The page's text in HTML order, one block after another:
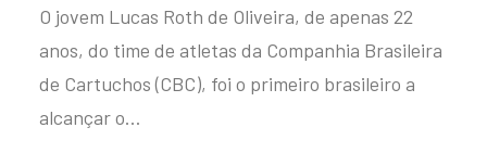
O jovem Lucas Roth de Oliveira, de apenas 22
anos, do time de atletas da Companhia Brasileira
de Cartuchos (CBC), foi o primeiro brasileiro a
alcançar o…